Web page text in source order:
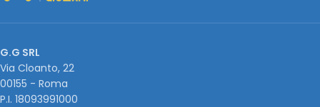
G.G SRL
Via Cloanto, 22
00155 - Roma
P.I. ‭18093991000